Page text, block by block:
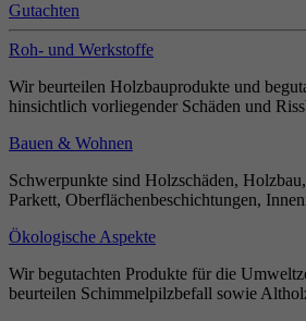
Gutachten
Roh- und Werkstoffe
Wir beurteilen Holzbauprodukte und
hinsichtlich vorliegender Schäden und
Bauen & Wohnen
Schwerpunkte sind Holzschäden,
Parkett, Oberflächenbeschichtungen,
Ökologische Aspekte
Wir begutachten Produkte für die
beurteilen Schimmelpilzbefall sowie